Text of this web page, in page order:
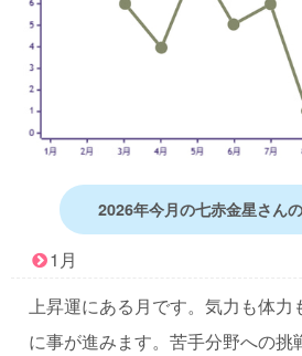
2026年今月の七赤金星さん
1月
上昇運にある月です。気力も体力
に事が進みます。苦手分野への挑